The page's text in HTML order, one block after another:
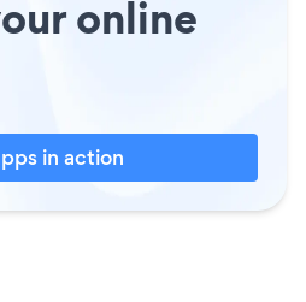
online
in action